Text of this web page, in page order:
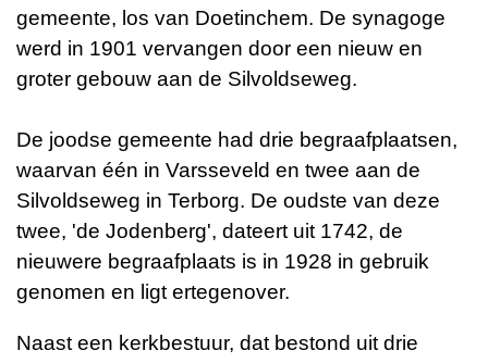
gemeente, los van Doetinchem. De synagoge
werd in 1901 vervangen door een nieuw en
groter gebouw aan de Silvoldseweg.
De joodse gemeente had drie begraafplaatsen,
waarvan één in Varsseveld en twee aan de
Silvoldseweg in Terborg. De oudste van deze
twee, 'de Jodenberg', dateert uit 1742, de
nieuwere begraafplaats is in 1928 in gebruik
genomen en ligt ertegenover.
Naast een kerkbestuur, dat bestond uit drie